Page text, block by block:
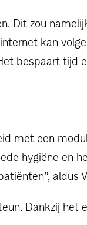
Dit zou
kan
bespaart tijd
met een
hygiëne en
aldus
Dankzij het